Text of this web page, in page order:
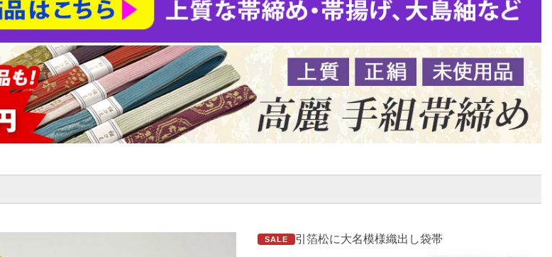
SALE 引箔松に大名模様織出し袋帯